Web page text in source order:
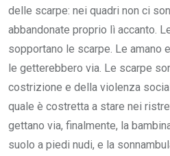
delle scarpe: nei quadri non ci
abbandonate proprio lì accanto.
sopportano le scarpe. Le amano
le getterebbero via. Le scarpe
costrizione e della violenza
quale è costretta a stare nei
gettano via, finalmente, la
suolo a piedi nudi, e la